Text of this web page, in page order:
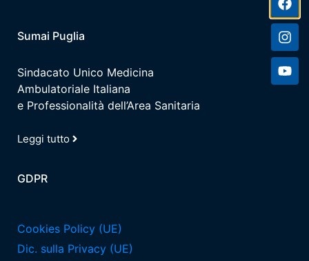
Sumai Puglia
Sindacato Unico Medicina
Ambulatoriale Italiana
e Professionalità dell’Area Sanitaria
Leggi tutto
GDPR
Cookies Policy (UE)
Dic. sulla Privacy (UE)